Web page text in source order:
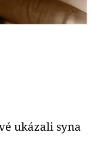
ukázali syna